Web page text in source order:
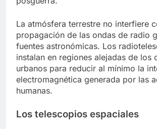
La atmósfera terrestre no interfiere
propagación de las ondas de radio
fuentes astronómicas. Los
instalan en regiones alejadas de los
urbanos para reducir al mínimo la
electromagnética generada por las
humanas.
Los telescopios espaciales